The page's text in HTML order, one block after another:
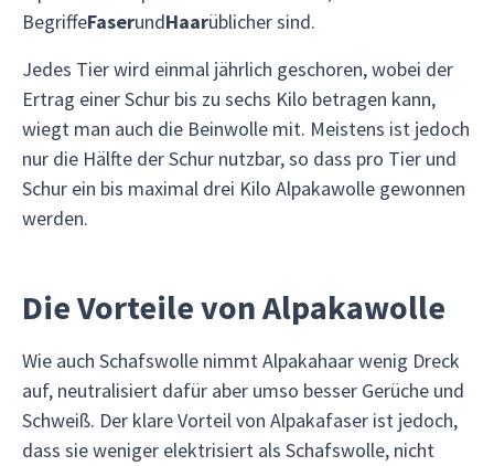
BegriffeFaserundHaarüblicher sind.
Jedes Tier wird einmal jährlich geschoren, wobei der
Ertrag einer Schur bis zu sechs Kilo betragen kann,
wiegt man auch die Beinwolle mit. Meistens ist jedoch
nur die Hälfte der Schur nutzbar, so dass pro Tier und
Schur ein bis maximal drei Kilo Alpakawolle gewonnen
werden.
Die Vorteile von Alpakawolle
Wie auch Schafswolle nimmt Alpakahaar wenig Dreck
auf, neutralisiert dafür aber umso besser Gerüche und
Schweiß. Der klare Vorteil von Alpakafaser ist jedoch,
dass sie weniger elektrisiert als Schafswolle, nicht